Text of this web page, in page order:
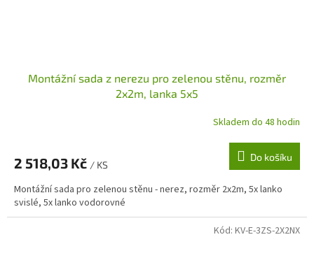
Montážní sada z nerezu pro zelenou stěnu, rozměr
2x2m, lanka 5x5
Skladem do 48 hodin
2 518,03 Kč / KS
Do košíku
Montážní sada pro zelenou stěnu - nerez, rozměr 2x2m, 5x lanko
svislé, 5x lanko vodorovné
Kód: KV-E-3ZS-2X2NX